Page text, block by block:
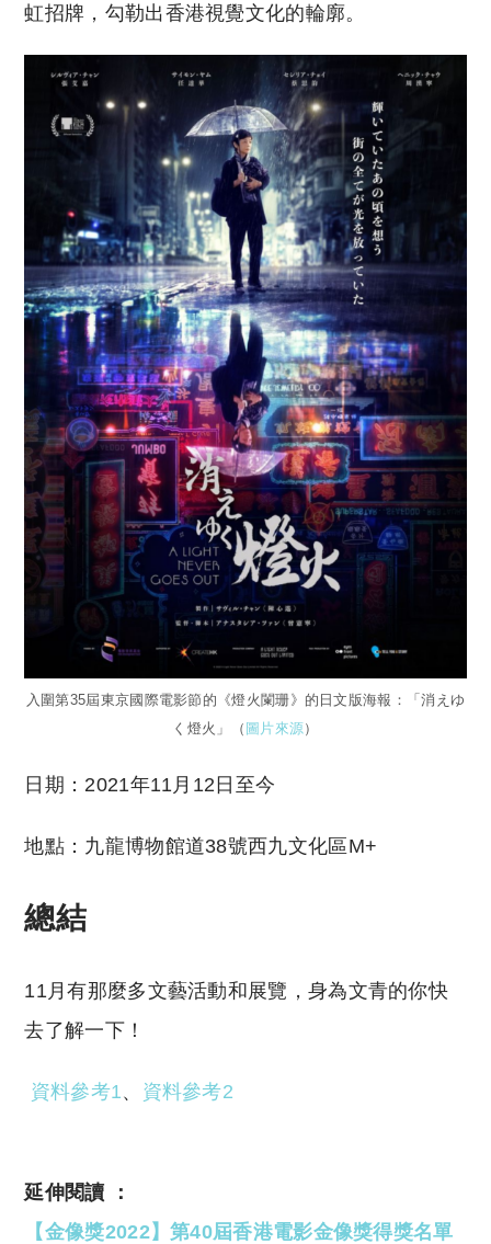
虹招牌，勾勒出香港視覺文化的輪廓。
入圍第35屆東京國際電影節的《燈火闌珊》的日文版海報：「消えゆ
く燈火」（ 圖片來源）
日期：2021年11月12日至今
地點：九龍博物館道38號西九文化區M+
總結
11月有那麼多文藝活動和展覽，身為文青的你快
去了解一下！
資料參考1、 資料參考2
延伸閱讀 ：
【金像獎2022】第40屆香港電影金像獎得獎名單